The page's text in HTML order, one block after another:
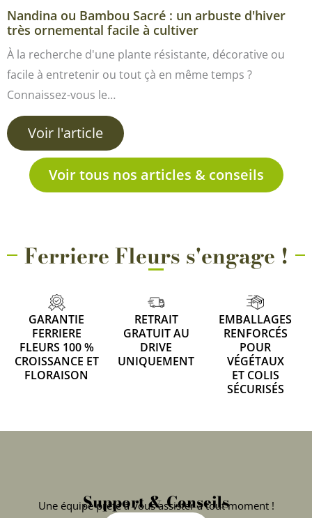
Nandina ou Bambou Sacré : un arbuste d'hiver
très ornemental facile à cultiver
À la recherche d'une plante résistante, décorative ou
facile à entretenir ou tout çà en même temps ?
Connaissez-vous le…
Voir l'article
Voir tous nos articles & conseils
Ferriere Fleurs s'engage !
GARANTIE
FERRIERE
FLEURS 100 %
CROISSANCE ET
FLORAISON
RETRAIT
GRATUIT AU
DRIVE
UNIQUEMENT
EMBALLAGES
RENFORCÉS
POUR
VÉGÉTAUX
ET COLIS
SÉCURISÉS
Support & Conseils
Une équipe prête à vous assister à tout moment !